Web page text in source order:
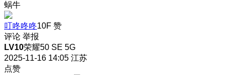
蜗牛
叮咚咚咚10F 赞
评论 举报
LV10荣耀50 SE 5G
2025-11-16 14:05 江苏
点赞